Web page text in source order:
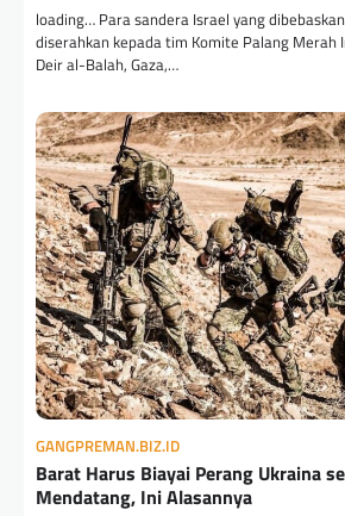
loading… Para sandera Israel yang
diserahkan kepada tim Komite Palang Merah
Deir al-Balah, Gaza,…
GANGPREMAN.BIZ.ID
Barat Harus Biayai Perang Ukraina
Mendatang, Ini Alasannya